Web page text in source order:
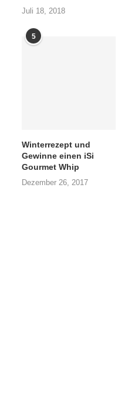
Juli 18, 2018
5
Winterrezept und
Gewinne einen iSi
Gourmet Whip
Dezember 26, 2017